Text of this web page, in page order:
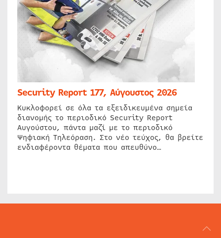
Security Report 177, Αύγουστος 2026
Κυκλοφορεί σε όλα τα εξειδικευμένα σημεία
διανομής το περιοδικό Security Report
Αυγούστου, πάντα μαζί με το περιοδικό
Ψηφιακή Τηλεόραση. Στο νέο τεύχος, θα βρείτε
ενδιαφέροντα θέματα που απευθύνο…